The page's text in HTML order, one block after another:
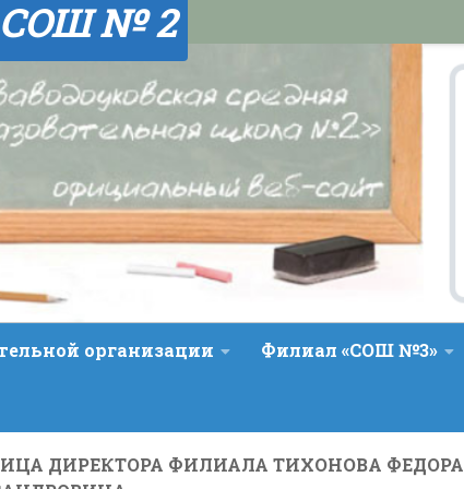
СОШ № 2
организации Филиал «СОШ №3»
ДИРЕКТОРА ФИЛИАЛА ТИХОНОВА ФЕДОРА